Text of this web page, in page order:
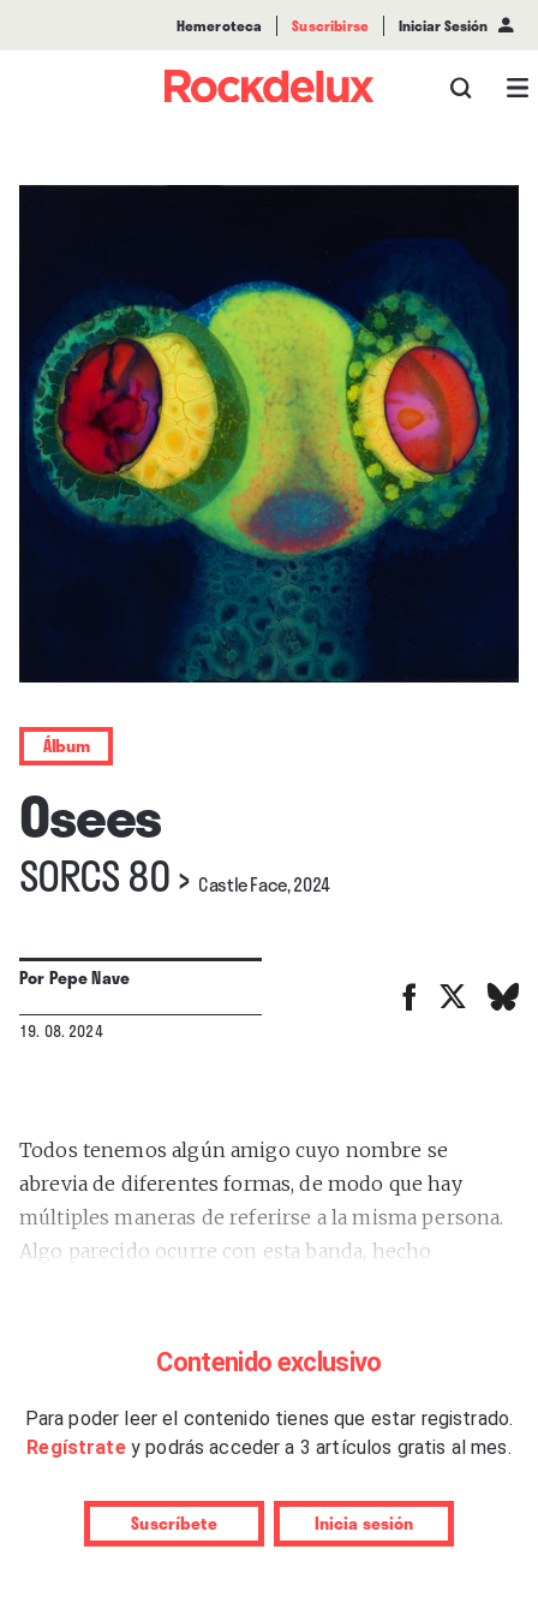
Hemeroteca Suscribirse Iniciar Sesión
Álbum
Osees
SORCS 80› Castle Face, 2024
PorPepe Nave
19. 08. 2024
Todos tenemos algún amigo cuyo nombre se
abrevia de diferentes formas, de modo que hay
múltiples maneras de referirse a la misma persona.
Algo parecido ocurre con esta banda, hecho
desde el año 2020. Hay más, pero no queremos
hiperactividad y confusión que genera el uso de
tantos alias la produce el endiablado ritmo de
Contenido exclusivo
Para poder leer el contenido tienes que estar registrado.
Regístrate y podrás acceder a 3 artículos gratis al mes.
Suscríbete Inicia sesión